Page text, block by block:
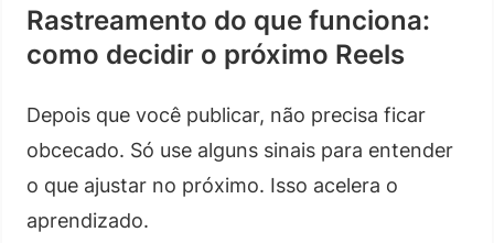
Rastreamento do que funciona:
como decidir o próximo Reels
Depois que você publicar, não precisa ficar
obcecado. Só use alguns sinais para entender
o que ajustar no próximo. Isso acelera o
aprendizado.